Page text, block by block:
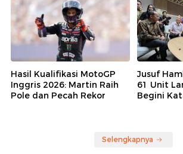
Hasil Kualifikasi MotoGP
Inggris 2026: Martin Raih
Pole dan Pecah Rekor
Jusuf
61 Unit
Begini
Selengkapnya